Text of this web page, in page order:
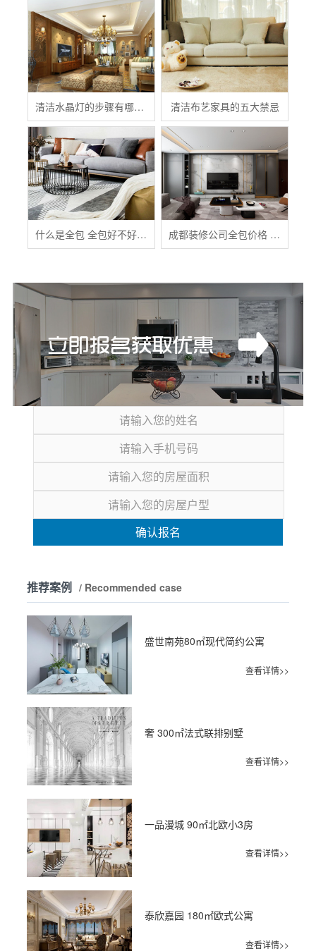
清洁水晶灯的步骤有哪些？ 清洁布艺家具的五大禁忌
什么是全包 全包好不好 全包装修注意事项有哪些 成都装修公司全包价格 成都全包装修多少钱一平
确认报名
推荐案例 / Recommended case
盛世南苑80㎡现代简约公寓
查看详情>>
奢 300㎡法式联排别墅
查看详情>>
一品漫城 90㎡北欧小3房
查看详情>>
泰欣嘉园 180㎡欧式公寓
查看详情>>